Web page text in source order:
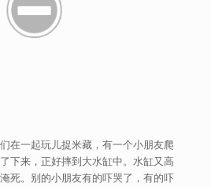
在一起玩儿捉米藏，有一个小朋友爬
下来，正好摔到大水缸中。水缸又高
死。别的小朋友有的吓哭了，有的吓